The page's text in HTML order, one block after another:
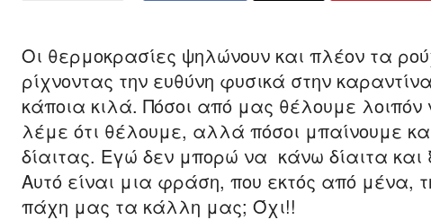
Οι θερμοκρασίες ψηλώνουν και πλέον τα
ρίχνοντας την ευθύνη φυσικά στην
κάποια κιλά. Πόσοι από μας θέλουμε
λέμε ότι θέλουμε, αλλά πόσοι μπαίνουμε
δίαιτας. Εγώ δεν μπορώ να κάνω δίαιτα και
Αυτό είναι μια φράση, που εκτός από
πάχη μας τα κάλλη μας; Όχι!!